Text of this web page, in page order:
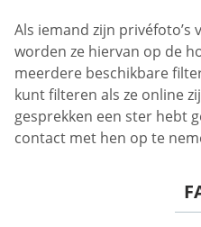
Als iemand zijn
worden ze hiervan op de
meerdere beschikbare
kunt filteren als ze online
gesprekken een ster hebt
contact met hen op te